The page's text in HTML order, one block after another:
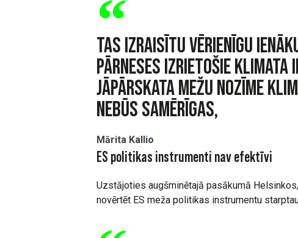
Tas izraisītu vērienīgu
pārneses izrietošie klimata
jāpārskata mežu nozīme
nebūs samērīgas,
Mārita Kallio
ES politikas instrumenti nav efektīvi
Uzstājoties augšminētajā pasākumā
novērtēt ES meža politikas instrumentu